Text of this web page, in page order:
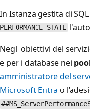
In Istanza gestita di
PERFORMANCE STATE
Negli obiettivi del
e per i database nei
amministratore del
Microsoft Entra o